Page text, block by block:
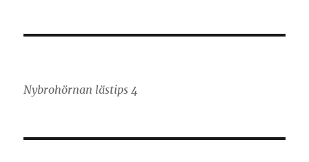
Nybrohörnan lästips 4